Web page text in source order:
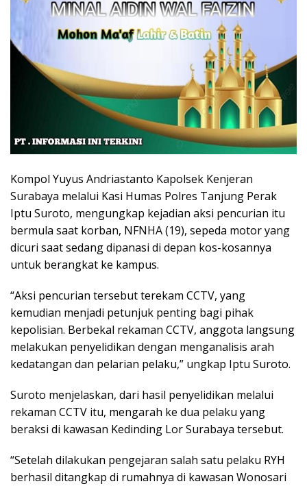
Kompol Yuyus Andriastanto Kapolsek Kenjeran
Surabaya melalui Kasi Humas Polres Tanjung Perak
Iptu Suroto, mengungkap kejadian aksi pencurian itu
bermula saat korban, NFNHA (19), sepeda motor yang
dicuri saat sedang dipanasi di depan kos-kosannya
untuk berangkat ke kampus.
“Aksi pencurian tersebut terekam CCTV, yang
kemudian menjadi petunjuk penting bagi pihak
kepolisian. Berbekal rekaman CCTV, anggota langsung
melakukan penyelidikan dengan menganalisis arah
kedatangan dan pelarian pelaku,” ungkap Iptu Suroto.
Suroto menjelaskan, dari hasil penyelidikan melalui
rekaman CCTV itu, mengarah ke dua pelaku yang
beraksi di kawasan Kedinding Lor Surabaya tersebut.
“Setelah dilakukan pengejaran salah satu pelaku RYH
berhasil ditangkap di rumahnya di kawasan Wonosari